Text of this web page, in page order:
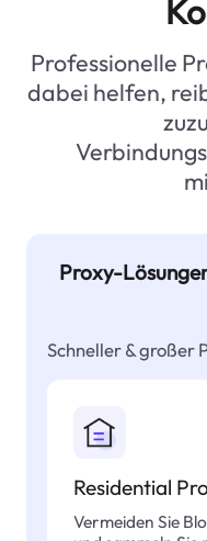
Professionelle
dabei helfen,
Proxy-
Schneller & großer
Residential
Vermeiden Sie